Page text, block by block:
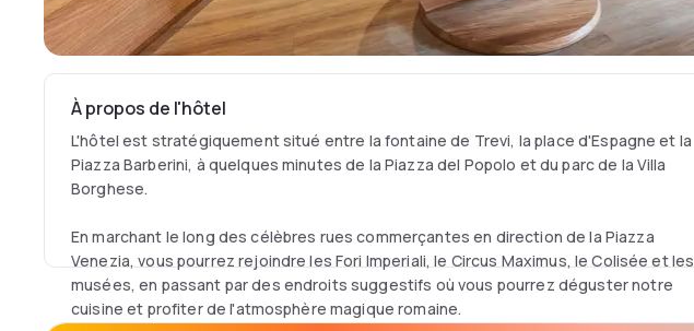
À propos de l'hôtel
L'hôtel est stratégiquement situé entre la fontaine de Trevi, la place d'Espagne et la
Piazza Barberini, à quelques minutes de la Piazza del Popolo et du parc de la Villa
Borghese.
En marchant le long des célèbres rues commerçantes en direction de la Piazza
Venezia, vous pourrez rejoindre les Fori Imperiali, le Circus Maximus, le Colisée et les
musées, en passant par des endroits suggestifs où vous pourrez déguster notre
cuisine et profiter de l'atmosphère magique romaine.